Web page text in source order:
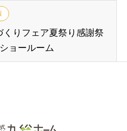
りフェア夏祭り感謝祭
ョールーム